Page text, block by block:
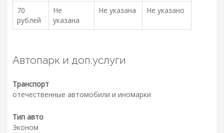
70
рублей
Не
указана
Не указана Не указано
Автопарк и доп.услуги
Транспорт
отечественные автомобили и иномарки
Тип авто
Эконом